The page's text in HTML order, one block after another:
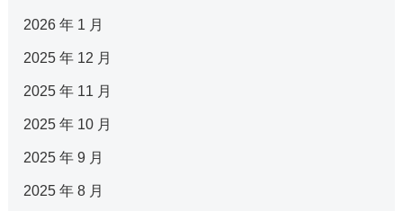
2026 年 1 月
2025 年 12 月
2025 年 11 月
2025 年 10 月
2025 年 9 月
2025 年 8 月